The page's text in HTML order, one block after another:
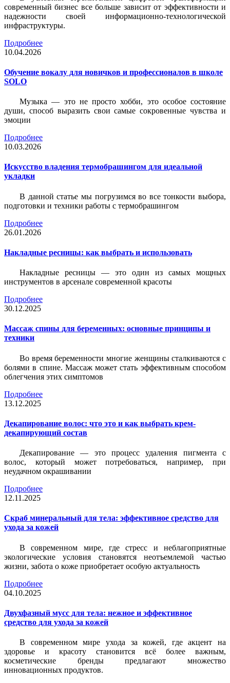
современный бизнес все больше зависит от эффективности и
надежности своей информационно-технологической
инфраструктуры.
Подробнее
10.04.2026
Обучение вокалу для новичков и профессионалов в школе
SOLO
Музыка — это не просто хобби, это особое состояние
души, способ выразить свои самые сокровенные чувства и
эмоции
Подробнее
10.03.2026
Искусство владения термобрашингом для идеальной
укладки
В данной статье мы погрузимся во все тонкости выбора,
подготовки и техники работы с термобрашингом
Подробнее
26.01.2026
Накладные ресницы: как выбрать и использовать
Накладные ресницы — это один из самых мощных
инструментов в арсенале современной красоты
Подробнее
30.12.2025
Массаж спины для беременных: основные принципы и
техники
Во время беременности многие женщины сталкиваются с
болями в спине. Массаж может стать эффективным способом
облегчения этих симптомов
Подробнее
13.12.2025
Декапирование волос: что это и как выбрать крем-
декапирующий состав
Декапирование — это процесс удаления пигмента с
волос, который может потребоваться, например, при
неудачном окрашивании
Подробнее
12.11.2025
Скраб минеральный для тела: эффективное средство для
ухода за кожей
В современном мире, где стресс и неблагоприятные
экологические условия становятся неотъемлемой частью
жизни, забота о коже приобретает особую актуальность
Подробнее
04.10.2025
Двухфазный мусс для тела: нежное и эффективное
средство для ухода за кожей
В современном мире ухода за кожей, где акцент на
здоровье и красоту становится всё более важным,
косметические бренды предлагают множество
инновационных продуктов.